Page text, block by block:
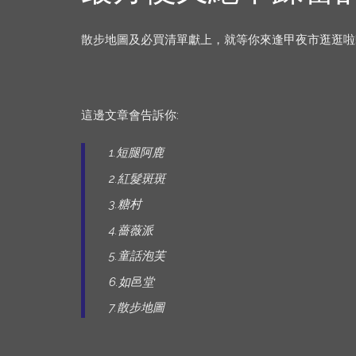
散步地圖及必買清單獻上，就等你來逢甲夜市逛逛
這邊文章會告訴你:
1.短腿阿鹿
2.紅髮斑斑
3.糖村
4.薔薇派
5.童話泡芙
6.如邑堂
7.散步地圖